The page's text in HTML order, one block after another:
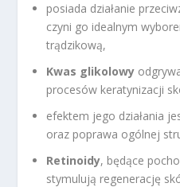
posiada działanie
czyni go idealnym
trądzikową,
Kwas glikolowy
procesów keratynizacji
efektem jego działania
oraz poprawa ogólnej
Retinoidy, będące
stymulują regenerację